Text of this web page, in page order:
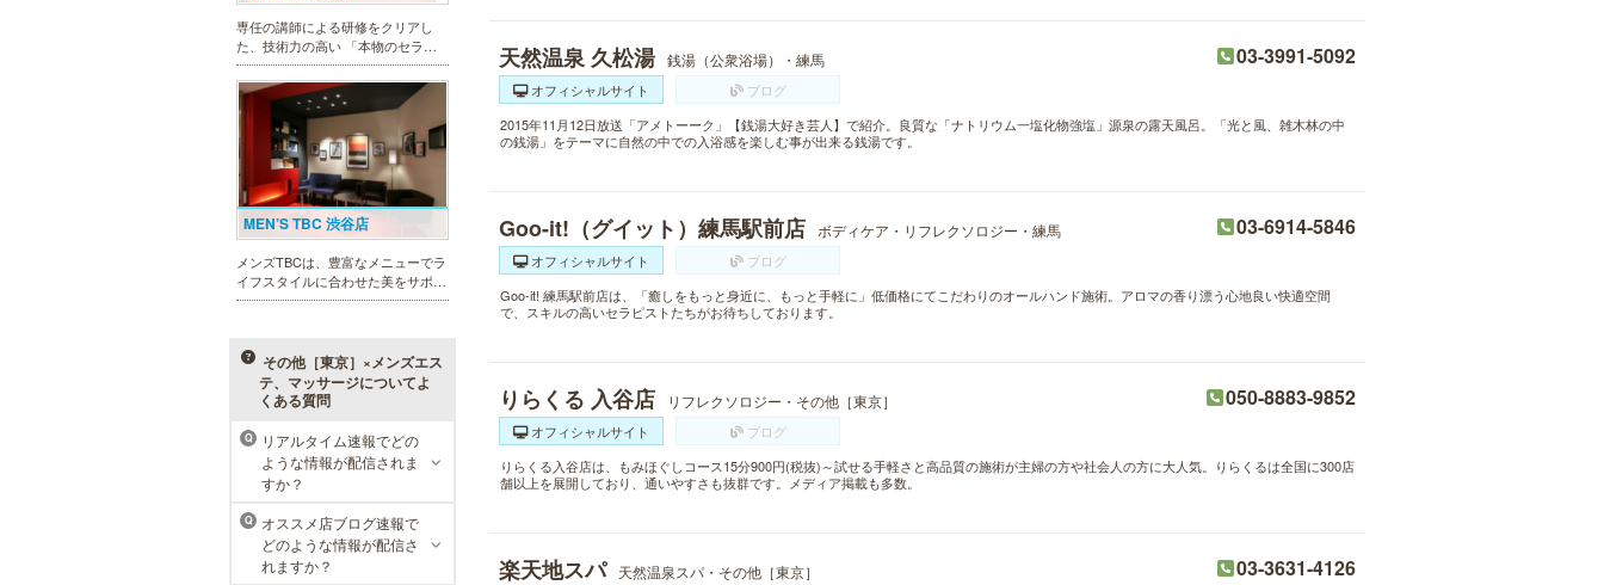
専任の講師による研修をクリアし
た、技術力の高い 「本物のセラピ
スト」 のみ在籍しております。是
非、お気軽にお問い合わせくださ
い！
MEN’S TBC 渋谷店
メンズTBCは、豊富なメニューでラ
イフスタイルに合わせた美をサポー
トします。今男性にも人気の脱毛、
ならではの技術と実績が人気のひみ
つです。
ラ・パルレ 池袋本店
ラ・パルレはそれぞれの男性のライ
フスタイルに合った豊富なメニュー
で、男性の美をサポート。第一印象
UPに貢献致します。脱毛や引き締
め、フェイシャル等、初めての方で
その他［東京］×メンズエス
テ、マッサージについてよ
くある質問
Q
リアルタイム速報でどの
ような情報が配信されま
すか？
Q
オススメ店ブログ速報で
どのような情報が配信さ
れますか？
天然温泉 久松湯 銭湯（公衆浴場）・練馬 03-3991-5092
オフィシャルサイト
ブログ
2015年11月12日放送「アメトーーク」【銭湯大好き芸人】で紹介。良質な「ナトリウム一塩化物強塩」源泉の露天風呂。「光と風、雑木林の中
の銭湯」をテーマに自然の中での入浴感を楽しむ事が出来る銭湯です。
Goo-it!（グイット）練馬駅前店 ボディケア・リフレクソロジー・練馬 03-6914-5846
オフィシャルサイト
ブログ
Goo-it! 練馬駅前店は、「癒しをもっと身近に、もっと手軽に」低価格にてこだわりのオールハンド施術。アロマの香り漂う心地良い快適空間
で、スキルの高いセラピストたちがお待ちしております。
りらくる 入谷店 リフレクソロジー・その他［東京］ 050-8883-9852
オフィシャルサイト
ブログ
りらくる入谷店は、もみほぐしコース15分900円(税抜)～試せる手軽さと高品質の施術が主婦の方や社会人の方に大人気。りらくるは全国に300店
舗以上を展開しており、通いやすさも抜群です。メディア掲載も多数。
楽天地スパ 天然温泉スパ・その他［東京］ 03-3631-4126